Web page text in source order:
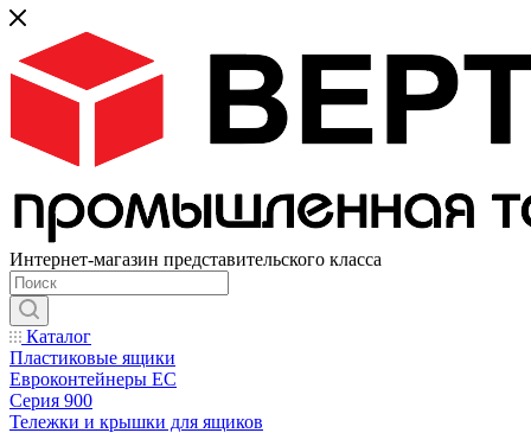
Интернет-магазин представительского класса
Каталог
Пластиковые ящики
Евроконтейнеры ЕС
Серия 900
Тележки и крышки для ящиков